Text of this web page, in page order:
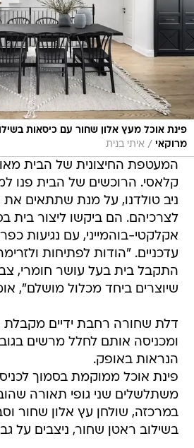
פינת אוכל מעץ אלון שחור עם כיסאות
מרוקאי / איתי בנית
המעטפת החיצונית של הבית
קלאסי. הרוכשים של הבית פנו
ניב טולדנו, על מנת שתתאים את
לצרכיהם. הם ביקשו ליצור בית
אקלקטי-בוהמייני, עם נגיעות
עדכניים. "הודות לפתיחות
התקבל בית בעל עושר חומרי,
שיוצרים ביחד מכלול מושלם",
דלת שחורה רחבת ידיים מקבלת
ומכניסה אותם לחלל מרשים
הנראות באופק.
פינת אוכל ממוקמת בסמוך
משתלשלים שני גופי תאורה
במרכזה, שולחן עץ אלון שחור
בשילוב ראטן שחור, ניצבים על